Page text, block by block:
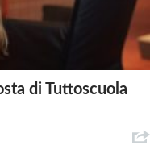
di Tuttoscuola